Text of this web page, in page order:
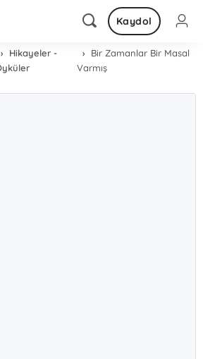
Kaydol
Hikayeler -
Bir Zamanlar Bir Masal
Varmış